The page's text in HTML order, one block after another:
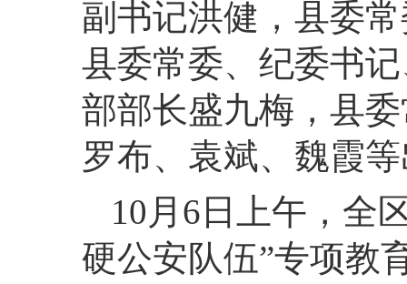
副书记洪健，县委
县委常委、纪委书
部部长盛九梅，县
罗布、袁斌、魏霞
10月6日上午，全
硬公安队伍”专项教